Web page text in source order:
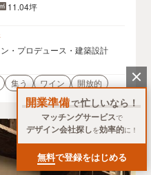
開業準備で忙しいなら！
マッチングサービスで
デザイン会社探しを効率的に！
無料で登録をはじめる
11.04坪
・プロデュース・建築設計
集う ワイン 開放的